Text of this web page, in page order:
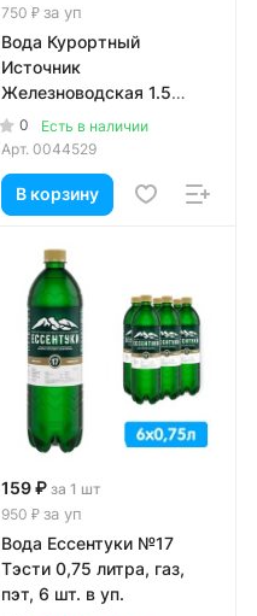
750 ₽ за уп
Вода Курортный
Источник
Железноводская 1.5
литра, газ, пэт, 6 шт. в уп.
0
Есть в наличии
Арт. 0044529
В корзину
159 ₽ за 1 шт
950 ₽ за уп
Вода Ессентуки №17
Тэсти 0,75 литра, газ,
пэт, 6 шт. в уп.